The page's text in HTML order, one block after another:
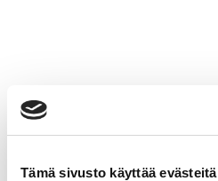
Tämä sivusto käyttää evästeitä